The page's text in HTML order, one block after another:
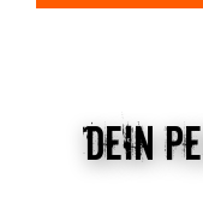
Dein